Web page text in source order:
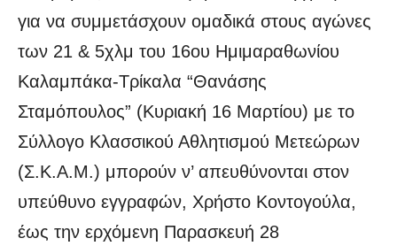
για να συμμετάσχουν ομαδικά στους αγώνες
των 21 & 5χλμ του 16ου Ημιμαραθωνίου
Καλαμπάκα-Τρίκαλα “Θανάσης
Σταμόπουλος” (Κυριακή 16 Μαρτίου) με το
Σύλλογο Κλασσικού Αθλητισμού Μετεώρων
(Σ.Κ.Α.Μ.) μπορούν ν’ απευθύνονται στον
υπεύθυνο εγγραφών, Χρήστο Κοντογούλα,
έως την ερχόμενη Παρασκευή 28